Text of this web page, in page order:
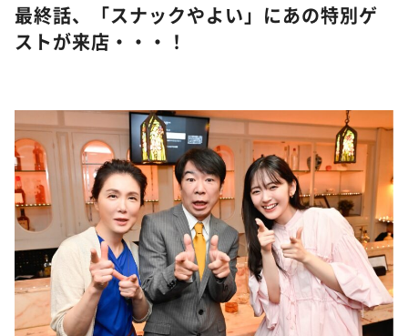
最終話、「スナックやよい」にあの特別ゲ
ストが来店・・・！